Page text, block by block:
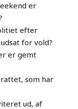
er
efter
for vold?
er gemt
som har
ud, af